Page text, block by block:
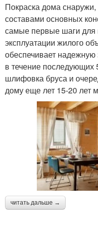
Покраска дома
составами основных
самые первые шаги
эксплуатации жилого
обеспечивает
в течение
шлифовка бруса и
дому еще лет 15-20 лет
читать дальше →